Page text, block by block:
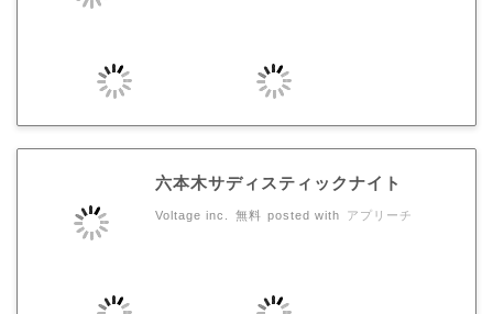
六本木サディスティックナイト
Voltage inc. 無料 posted with アプリーチ